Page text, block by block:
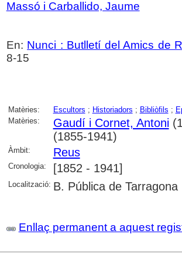
Massó i Carballido, Jaume
En: Nunci : Butlletí del Amics de
8-15
Matèries: Escultors ; Historiadors ; Bibliòfils ;
Matèries:
Gaudí i Cornet, Antoni
(1855-1941)
Àmbit: Reus
Cronologia: [1852 - 1941]
Localització: B. Pública de Tarragona
Enllaç permanent a aquest